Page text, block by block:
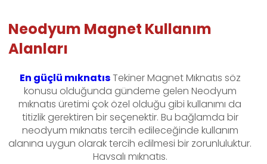
Neodyum Magnet Kullanım
Alanları
En güçlü mıknatısTekiner Magnet Mıknatıs söz
konusu olduğunda gündeme gelen Neodyum
mıknatıs üretimi çok özel olduğu gibi kullanımı da
titizlik gerektiren bir seçenektir. Bu bağlamda bir
neodyum mıknatıs tercih edileceğinde kullanım
alanına uygun olarak tercih edilmesi bir zorunluluktur.
Havsalı mıknatıs.